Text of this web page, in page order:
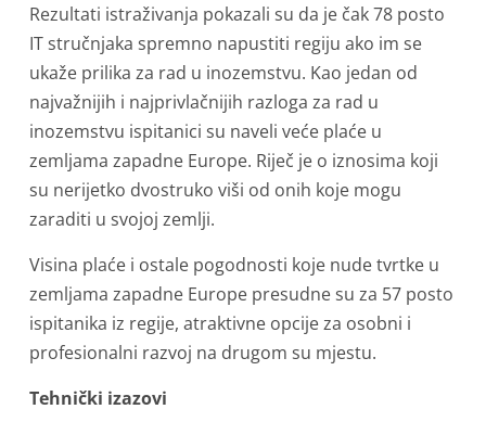
Rezultati istraživanja pokazali su da je čak 78 posto
IT stručnjaka spremno napustiti regiju ako im se
ukaže prilika za rad u inozemstvu. Kao jedan od
najvažnijih i najprivlačnijih razloga za rad u
inozemstvu ispitanici su naveli veće plaće u
zemljama zapadne Europe. Riječ je o iznosima koji
su nerijetko dvostruko viši od onih koje mogu
zaraditi u svojoj zemlji.
Visina plaće i ostale pogodnosti koje nude tvrtke u
zemljama zapadne Europe presudne su za 57 posto
ispitanika iz regije, atraktivne opcije za osobni i
profesionalni razvoj na drugom su mjestu.
Tehnički izazovi